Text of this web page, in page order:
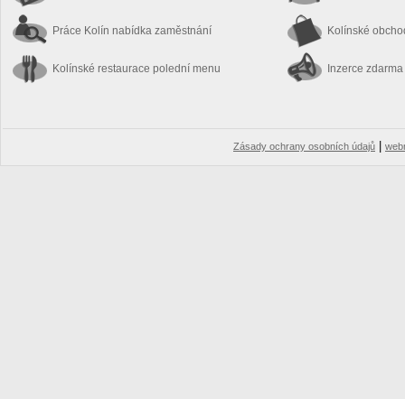
Práce Kolín nabídka zaměstnání
Kolínské restaurace polední menu
Kolínské
Inzerce zdarma
Zásady ochrany osobních údajů